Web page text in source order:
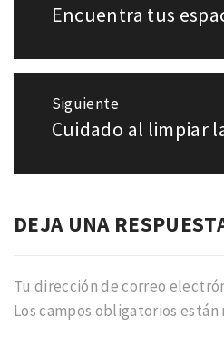
entradas
Entrada
Encuentra tus
Siguiente
Entrada
Cuidado al limpiar
DEJA UNA
Tu dirección de correo
Los campos obligatorios están